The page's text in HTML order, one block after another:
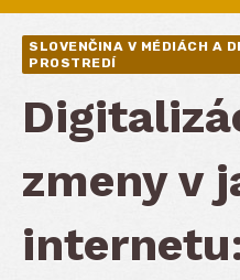
SLOVENČINA V MÉDIÁCH A
PROSTREDÍ
zmeny v